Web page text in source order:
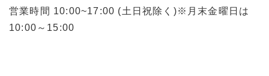
営業時間 10:00~17:00 (土日祝除く)※月末金曜日は
10:00～15:00